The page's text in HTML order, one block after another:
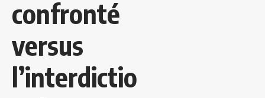
confronté
versus
l’interdictio